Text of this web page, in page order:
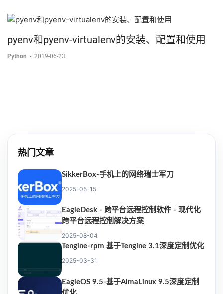
pyenv和pyenv-virtualenv的安装、配置和使用
Python - 2019-06-23
热门文章
SikkerBox-手机上的网络瑞士军刀
2025-05-15
EagleDesk - 跨平台远程控制软件 - 现代化
跨平台远程控制解决方案
2025-08-04
Tengine-rpm 基于Tengine 3.1深度定制优化
2025-03-31
EagleOS 9.5-基于AlmaLinux 9.5深度定制